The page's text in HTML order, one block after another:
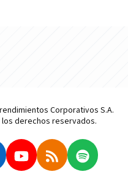
Corporativos S.A.
los derechos reservados.